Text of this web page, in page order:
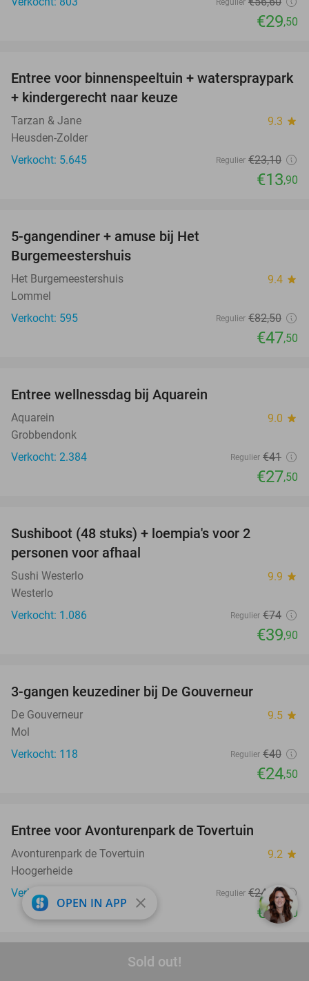
Sold out!
Regulier
€29,50
40%
Entree voor binnenspeeltuin + waterspraypark
+ kindergerecht naar keuze
Tarzan & Jane 9.3 star
Heusden-Zolder
Verkocht: 5.645
Regulier €23,10
€13,90
5-gangendiner + amuse bij Het
Burgemeestershuis
Het Burgemeestershuis 9.4 star
Lommel
Verkocht: 595
Regulier €82,50
€47,50
Entree wellnessdag bij Aquarein
Aquarein 9.0 star
Grobbendonk
Verkocht: 2.384
Regulier €41
€27,50
Sushiboot (48 stuks) + loempia's voor 2
personen voor afhaal
Sushi Westerlo 9.9 star
Westerlo
Verkocht: 1.086
Regulier €74
€39,90
3-gangen keuzediner bij De Gouverneur
De Gouverneur 9.5 star
Mol
Verkocht: 118
Regulier €40
€24,50
Entree voor Avonturenpark de Tovertuin
Avonturenpark de Tovertuin 9.2 star
Hoogerheide
Verkocht: 8.682
Regulier €24 ,95
€16,50
Sushibox (54 stuks) + 6 loempia's voor afhaal
OPEN IN APP close